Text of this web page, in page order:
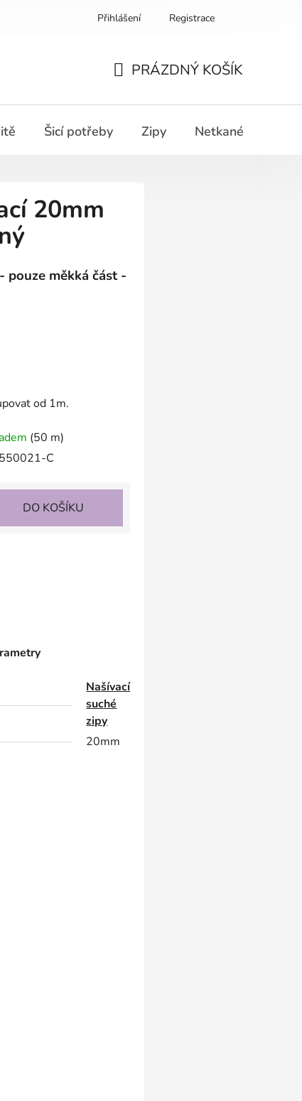
Přihlášení Registrace
KOŠÍK
PRÁZDNÝ KOŠÍK
Šicí potřeby Zipy Netkané textilie
20mm
pouze měkká část -
od 1m.
(50 m)
C
DO KOŠÍKU
Našívací
suché
zipy
20mm